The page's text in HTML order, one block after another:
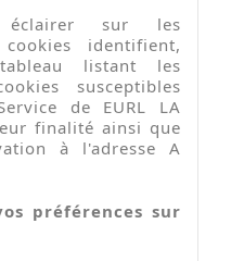
sur les
identifient,
listant les
susceptibles
de EURL LA
finalité ainsi que
à l'adresse A
préférences sur